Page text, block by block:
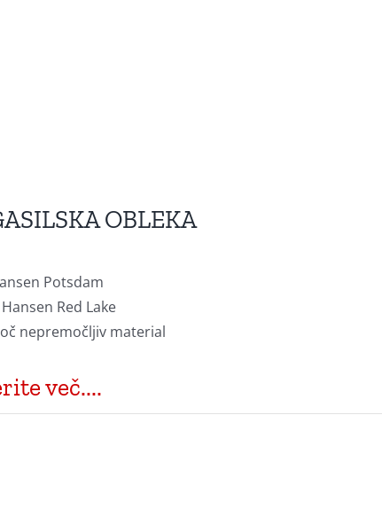
OBLEKA
Potsdam
Red Lake
nepremočljiv material
več....